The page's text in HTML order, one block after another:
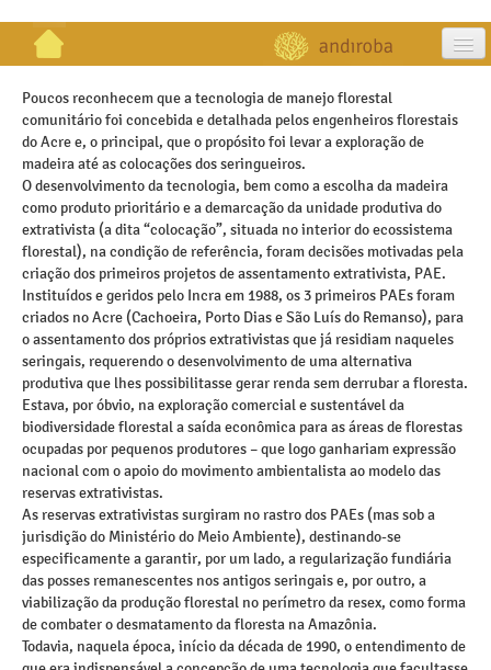
artigos
projetos
publicações
galeria
contato
Poucos reconhecem que a tecnologia de manejo florestal
comunitário foi concebida e detalhada pelos engenheiros florestais
do Acre e, o principal, que o propósito foi levar a exploração de
madeira até as colocações dos seringueiros.
O desenvolvimento da tecnologia, bem como a escolha da madeira
como produto prioritário e a demarcação da unidade produtiva do
extrativista (a dita “colocação”, situada no interior do ecossistema
florestal), na condição de referência, foram decisões motivadas pela
criação dos primeiros projetos de assentamento extrativista, PAE.
Instituídos e geridos pelo Incra em 1988, os 3 primeiros PAEs foram
criados no Acre (Cachoeira, Porto Dias e São Luís do Remanso), para
o assentamento dos próprios extrativistas que já residiam naqueles
seringais, requerendo o desenvolvimento de uma alternativa
produtiva que lhes possibilitasse gerar renda sem derrubar a floresta.
Estava, por óbvio, na exploração comercial e sustentável da
biodiversidade florestal a saída econômica para as áreas de florestas
ocupadas por pequenos produtores – que logo ganhariam expressão
nacional com o apoio do movimento ambientalista ao modelo das
reservas extrativistas.
As reservas extrativistas surgiram no rastro dos PAEs (mas sob a
jurisdição do Ministério do Meio Ambiente), destinando-se
especificamente a garantir, por um lado, a regularização fundiária
das posses remanescentes nos antigos seringais e, por outro, a
viabilização da produção florestal no perímetro da resex, como forma
de combater o desmatamento da floresta na Amazônia.
Todavia, naquela época, início da década de 1990, o entendimento de